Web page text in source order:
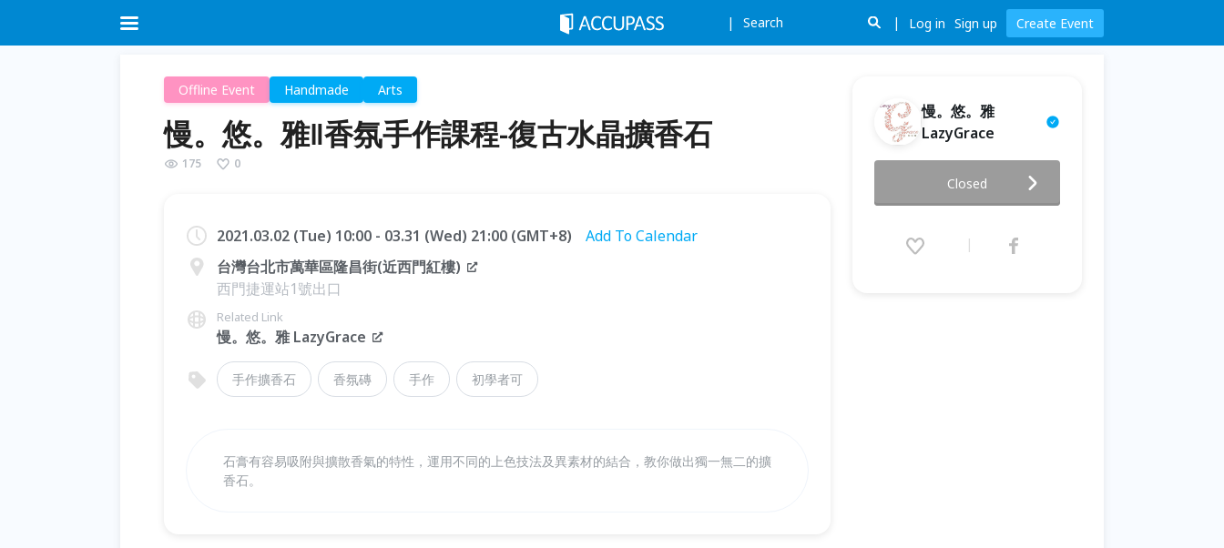
Search Log in Sign up Create Event
Offline Event Handmade Arts
慢。悠。雅‖香氛手作課程-復古水晶擴香石
175 0
2021.03.02 (Tue) 10:00 - 03.31 (Wed) 21:00 (GMT+8)
Add To Calendar
台灣台北市萬華區隆昌街(近西門紅樓)
西門捷運站1號出口
Related Link
慢。悠。雅 LazyGrace
手作擴香石 香氛磚 手作 初學者可
石膏有容易吸附與擴散香氣的特性，運用不同的上色技法及異素材的結合，教你做出獨一無二的擴
香石。
慢。悠。雅
LazyGrace
2021.03.02 (Tue) 10:00 - 03.31
Closed